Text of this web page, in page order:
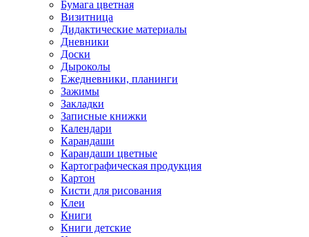
Бумага цветная
Визитница
Дидактические материалы
Дневники
Доски
Дыроколы
Ежедневники, планинги
Зажимы
Закладки
Записные книжки
Календари
Карандаши
Карандаши цветные
Картографическая продукция
Картон
Кисти для рисования
Клеи
Книги
Книги детские